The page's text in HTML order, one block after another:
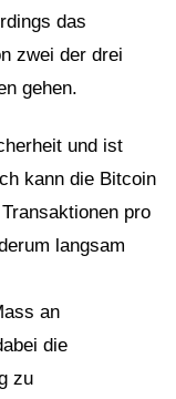
das
zwei der drei
gehen.
und ist
kann die Bitcoin
pro
langsam
an
die
zu